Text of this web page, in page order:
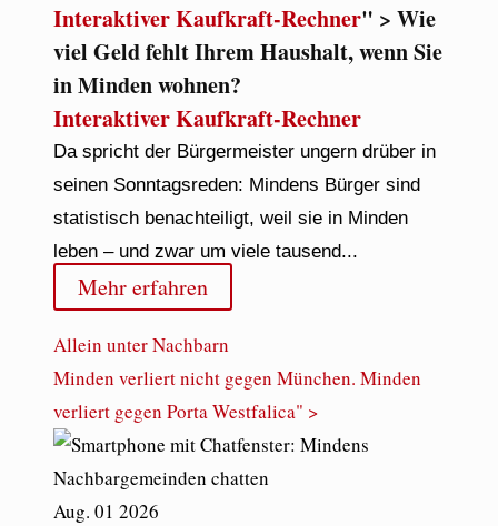
Interaktiver Kaufkraft-Rechner" > Wie
viel Geld fehlt Ihrem Haushalt, wenn Sie
in Minden wohnen?
Interaktiver Kaufkraft-Rechner
Da spricht der Bürgermeister ungern drüber in
seinen Sonntagsreden: Mindens Bürger sind
statistisch benachteiligt, weil sie in Minden
leben – und zwar um viele tausend...
Mehr erfahren
Allein unter Nachbarn
Minden verliert nicht gegen München. Minden
verliert gegen Porta Westfalica" >
Aug. 01 2026